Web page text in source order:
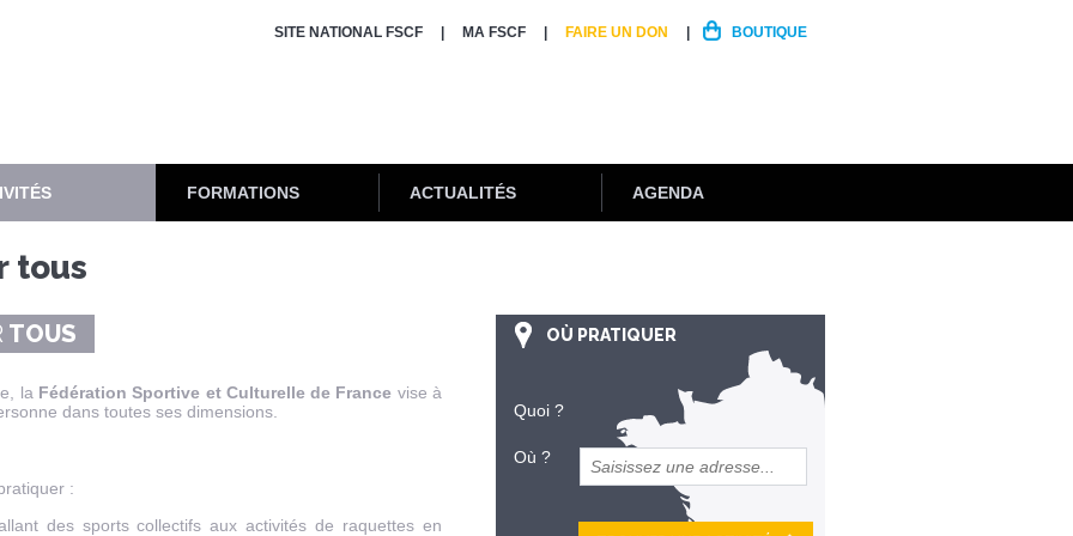
SITE NATIONAL FSCF MA FSCF FAIRE UN DON BOUTIQUE
FORMATIONS ACTUALITÉS AGENDA
tous
TOUS
la Fédération Sportive et Culturelle de France vise à
dans toutes ses dimensions.
:
des sports collectifs aux activités de raquettes en
OÙ PRATIQUER
Quoi ?
Où ?
et